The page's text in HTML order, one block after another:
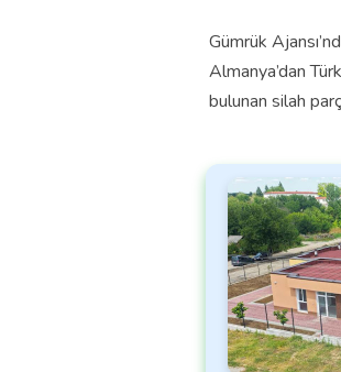
Gümrük
Almanya’dan
bulunan silah